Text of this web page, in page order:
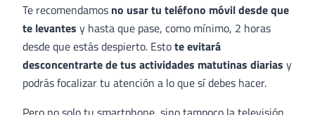
Te recomendamos no usar tu teléfono móvil desde que
te levantes y hasta que pase, como mínimo, 2 horas
desde que estás despierto. Estote evitará
desconcentrarte de tus actividades matutinas diarias y
podrás focalizar tu atención a lo que sí debes hacer.